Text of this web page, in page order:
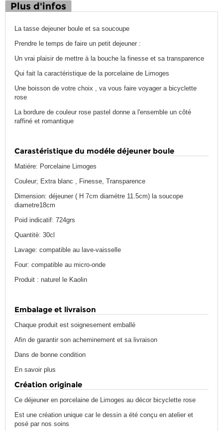
Plus d'infos
La tasse dejeuner boule et sa soucoupe
Prendre le temps de faire un petit dejeuner :
Un vrai plaisir de mettre à la bouche la finesse et sa transparence
Qui fait la caractéristique de la porcelaine de Limoges
Une boisson de votre choix , va vous faire voyager a bicyclette
rose
La bordure de couleur rose pastel donne a l'ensemble un côté
raffiné et romantique
Carastéristique du modéle déjeuner boule
Matiére: Porcelaine Limoges
Couleur; Extra blanc , Finesse, Transparence
Dimension: déjeuner ( H 7cm diamétre 11.5cm) la soucope
diametre18cm
Poid indicatif: 724grs
Quantitè: 30cl
Lavage: compatible au lave-vaisselle
Four: compatible au micro-onde
Produit : naturel le Kaolin
Embalage et livraison
Chaque produit est soignesement emballé
Afin de garantir son acheminement et sa livraison
Dans de bonne condition
En savoir plus
Création originale
Ce déjeuner en porcelaine de Limoges au décor bicyclette rose
Est une création unique car le dessin a été conçu en atelier et
posé par nos soins